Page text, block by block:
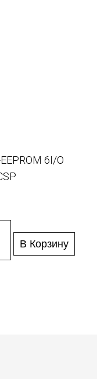
6I/O
В Корзину